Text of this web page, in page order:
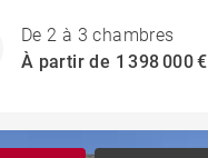
De 2 à 3 chambres
À partir de 1 398 000 €